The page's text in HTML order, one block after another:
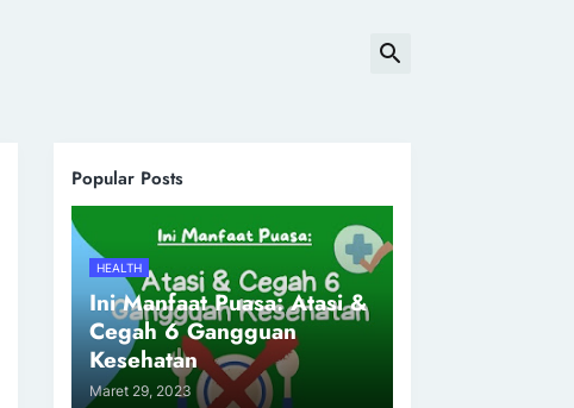
Popular Posts
HEALTH
Ini Manfaat Puasa: Atasi &
Cegah 6 Gangguan
Kesehatan
Maret 29, 2023